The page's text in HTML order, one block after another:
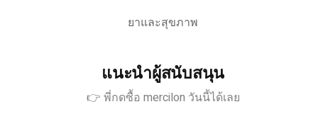
ยาและสุขภาพ
แนะนำผู้สนับสนุน
👉 พี่กดซื้อ mercilon วันนี้ได้เลย